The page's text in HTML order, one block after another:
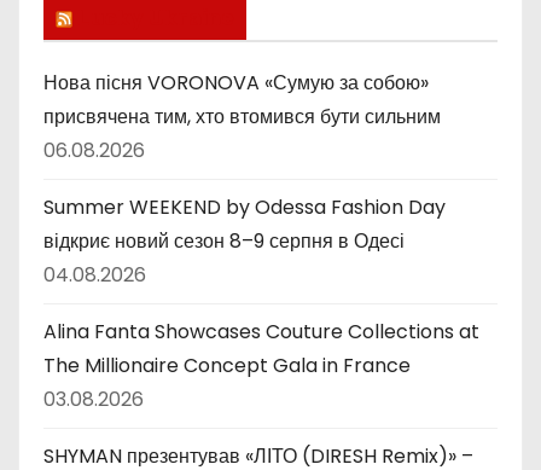
к
и
Нова пісня VORONOVA «Сумую за собою»
присвячена тим, хто втомився бути сильним
06.08.2026
Summer WEEKEND by Odessa Fashion Day
відкриє новий сезон 8–9 серпня в Одесі
04.08.2026
Alina Fanta Showcases Couture Collections at
The Millionaire Concept Gala in France
03.08.2026
SHYMAN презентував «ЛІТО (DIRESH Remix)» –